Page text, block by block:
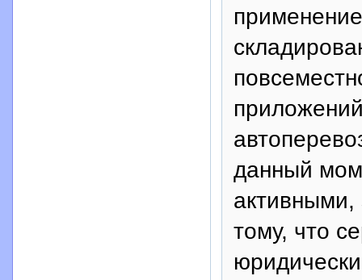
данный
активными,
тому, что